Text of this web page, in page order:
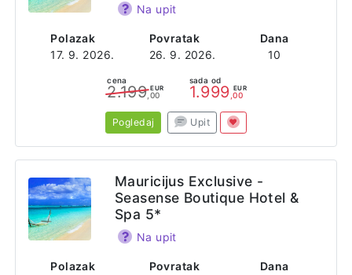
Polazak
17. 9. 2026.
Povratak
26. 9. 2026.
Dana
10
Na upit
cena
2.199 EUR
,00
sada od
1.999 EUR
,00
Pogledaj Upit
Polazak
Povratak
Dana
Mauricijus Exclusive -
Seasense Boutique Hotel &
Spa 5*
Na upit